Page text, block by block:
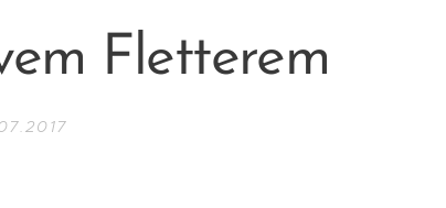
Fletterem